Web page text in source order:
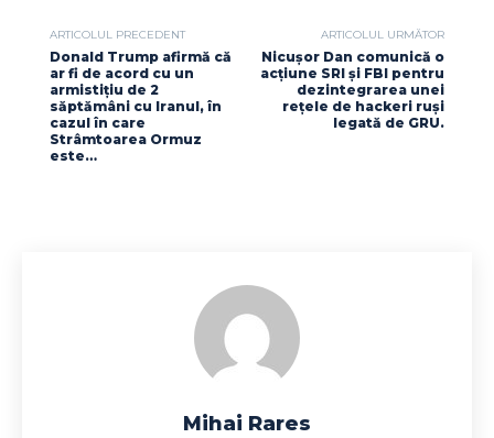
ARTICOLUL PRECEDENT
Donald Trump afirmă că
ar fi de acord cu un
armistițiu de 2
săptămâni cu Iranul, în
cazul în care
Strâmtoarea Ormuz
este…
ARTICOLUL URMĂTOR
Nicușor Dan comunică o
acțiune SRI și FBI pentru
dezintegrarea unei
rețele de hackeri ruși
legată de GRU.
Mihai Rares